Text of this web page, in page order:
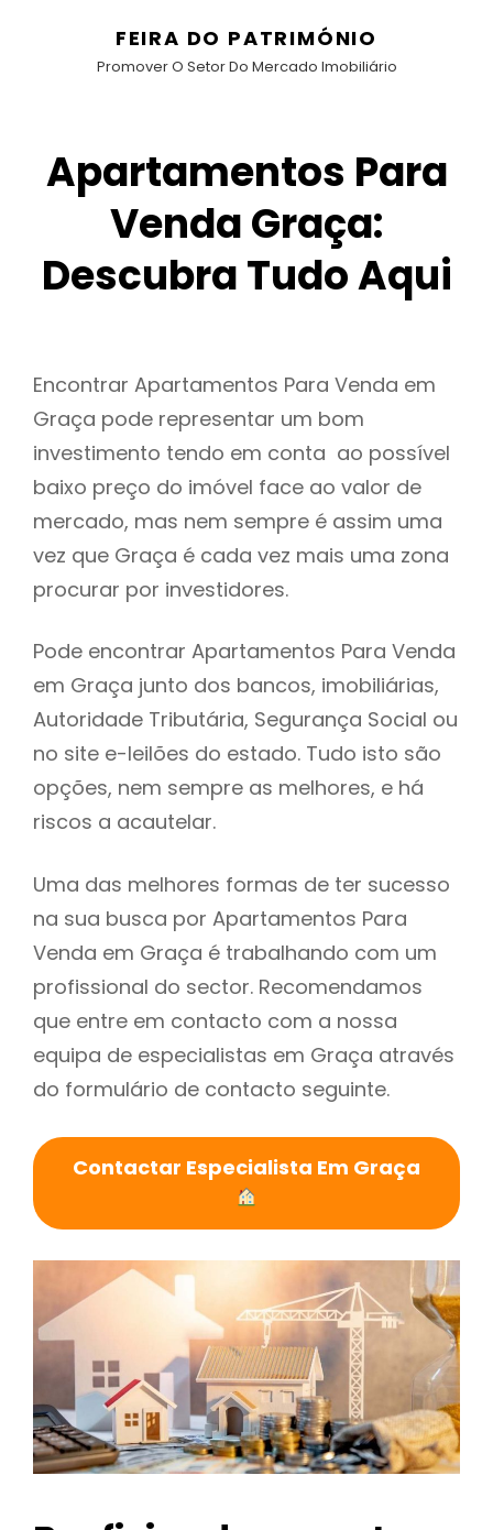
FEIRA DO PATRIMÓNIO
Promover O Setor Do Mercado Imobiliário
Apartamentos Para
Venda Graça:
Descubra Tudo Aqui
Encontrar Apartamentos Para Venda em
Graça pode representar um bom
investimento tendo em conta ao possível
baixo preço do imóvel face ao valor de
mercado, mas nem sempre é assim uma
vez que Graça é cada vez mais uma zona
procurar por investidores.
Pode encontrar Apartamentos Para Venda
em Graça junto dos bancos, imobiliárias,
Autoridade Tributária, Segurança Social ou
no site e-leilões do estado. Tudo isto são
opções, nem sempre as melhores, e há
riscos a acautelar.
Uma das melhores formas de ter sucesso
na sua busca por Apartamentos Para
Venda em Graça é trabalhando com um
profissional do sector. Recomendamos
que entre em contacto com a nossa
equipa de especialistas em Graça através
do formulário de contacto seguinte.
Contactar Especialista Em Graça